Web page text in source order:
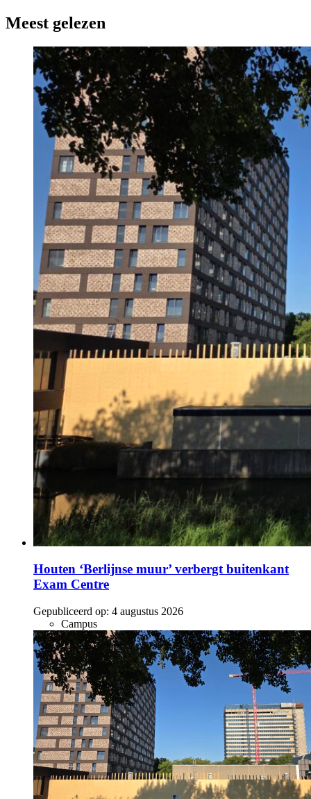
Meest gelezen
Houten ‘Berlijnse muur’ verbergt buitenkant
Exam Centre
Gepubliceerd op: 4 augustus 2026
Campus